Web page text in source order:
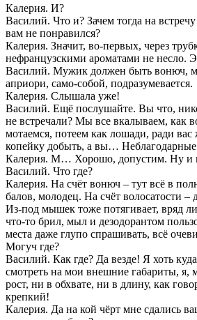
Калерия. И?
Василий. Что и? Зачем тогда на
вам не понравился?
Калерия. Значит, во-первых, через
нефранцузскими ароматами не несло.
Василий. Мужик должен быть вонюч,
априори, само-собой, подразумевается.
Калерия. Слышала уже!
Василий. Ещё послушайте. Вы что,
не встречали? Мы все вкалываем, как
мотаемся, потеем как лошади, ради вас
копейку добыть, а вы…
Калерия. М… Хорошо, допустим. Ну и
Василий. Что где?
Калерия. На счёт вонюч – тут всё в
балов, молодец. На счёт волосатости –
Из-под мышек тоже потягивает, вряд
что-то брил, мыл и дезодорантом
места даже глупо спрашивать, всё
Могуч где?
Василий. Как где? Да везде! Я хоть
смотреть на мои внешние габариты, я,
рост, ни в обхвате, ни в длину, как
крепкий!
Калерия. Да на кой чёрт мне сдались